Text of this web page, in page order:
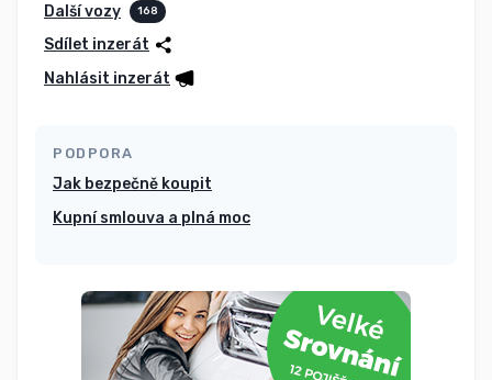
Další vozy 168
Sdílet inzerát
Nahlásit inzerát
PODPORA
Jak bezpečně koupit
Kupní smlouva a plná moc